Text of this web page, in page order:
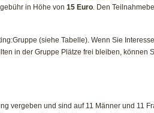
in Höhe von 15 Euro. Den
(siehe Tabelle). Wenn Sie
in der Gruppe Plätze frei bleiben, können
vergeben und sind auf 11 Männer und 11